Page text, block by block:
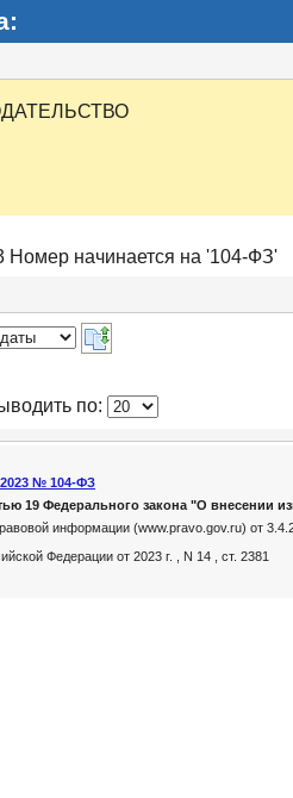
Номер начинается на '104-ФЗ'
по: